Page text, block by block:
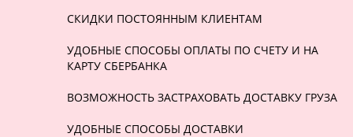
СКИДКИ ПОСТОЯННЫМ КЛИЕНТАМ
УДОБНЫЕ СПОСОБЫ ОПЛАТЫ ПО СЧЕТУ И НА
КАРТУ СБЕРБАНКА
ВОЗМОЖНОСТЬ ЗАСТРАХОВАТЬ ДОСТАВКУ ГРУЗА
УДОБНЫЕ СПОСОБЫ ДОСТАВКИ